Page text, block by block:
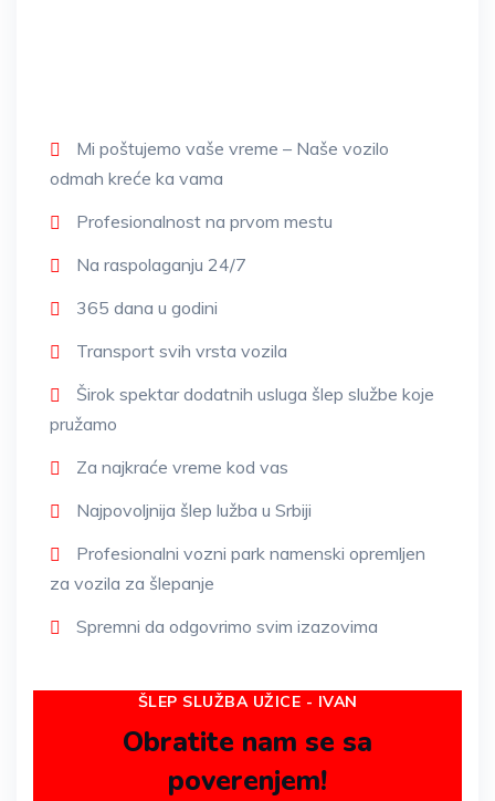
Mi poštujemo vaše vreme – Naše vozilo
odmah kreće ka vama
Profesionalnost na prvom mestu
Na raspolaganju 24/7
365 dana u godini
Transport svih vrsta vozila
Širok spektar dodatnih usluga šlep službe koje
pružamo
Za najkraće vreme kod vas
Najpovoljnija šlep lužba u Srbiji
Profesionalni vozni park namenski opremljen
za vozila za šlepanje
Spremni da odgovrimo svim izazovima
ŠLEP SLUŽBA UŽICE - IVAN
Obratite nam se sa
poverenjem!